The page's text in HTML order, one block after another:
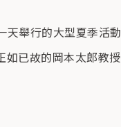
舉行的大型夏季活
如已故的岡本太郎教